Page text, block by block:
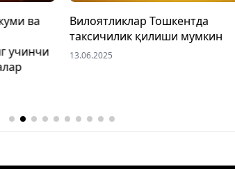
ва
учинчи
Вилоятликлар Тошкентда
таксичилик қилиши мумкин
13.06.2025